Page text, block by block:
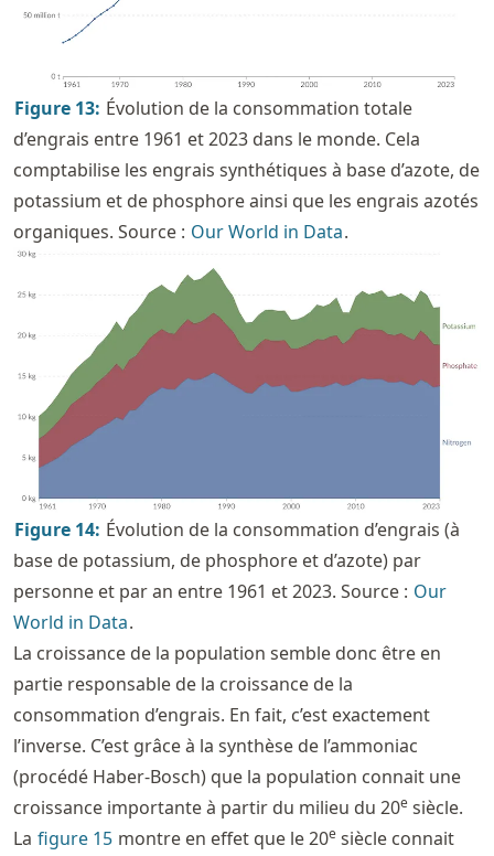
Figure 13: Évolution de la consommation totale
d’engrais entre 1961 et 2023 dans le monde. Cela
comptabilise les engrais synthétiques à base d’azote, de
potassium et de phosphore ainsi que les engrais azotés
organiques. Source : Our World in Data.
Figure 14: Évolution de la consommation d’engrais (à
base de potassium, de phosphore et d’azote) par
personne et par an entre 1961 et 2023. Source : Our
World in Data.
La croissance de la population semble donc être en
partie responsable de la croissance de la
consommation d’engrais. En fait, c’est exactement
l’inverse. C’est grâce à la synthèse de l’ammoniac
(procédé Haber-Bosch) que la population connait une
croissance importante à partir du milieu du 20e siècle.
La figure 15 montre en effet que le 20e siècle connait